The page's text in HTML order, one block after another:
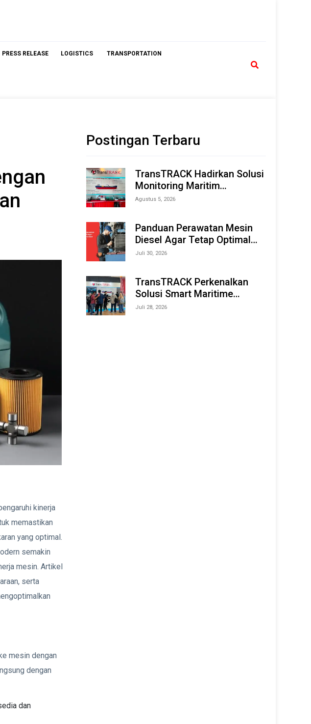
PRESS RELEASE LOGISTICS TRANSPORTATION
kinerja
memastikan
yang optimal.
semakin
mesin. Artikel
serta
mesin dengan
dengan
dan
Postingan Terbaru
TransTRACK Hadirkan Solusi
Monitoring Maritim
Terintegrasi Berbasis AI &
Offshore Expo (IMOX) 2026
Agustus 5, 2026
Panduan Perawatan Mesin
Diesel Agar Tetap Optimal
dan Tahan Lama
Juli 30, 2026
TransTRACK Perkenalkan
Solusi Smart Maritime
Monitoring Berbasis AI dan
Juli 28, 2026